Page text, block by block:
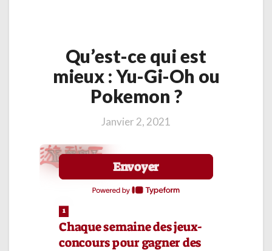
ce
qui
est
mieux
:
Yu-
Pokemon
?
Qu’est-ce qui est
mieux : Yu-Gi-Oh ou
Pokemon ?
Janvier 2, 2021